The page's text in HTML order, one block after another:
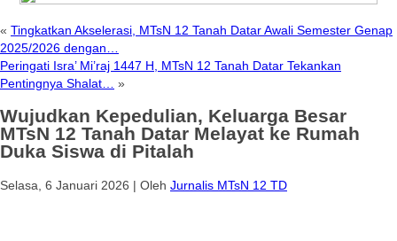
« Tingkatkan Akselerasi, MTsN 12 Tanah Datar Awali Semester Genap
2025/2026 dengan…
Peringati Isra’ Mi’raj 1447 H, MTsN 12 Tanah Datar Tekankan
Pentingnya Shalat…
»
Wujudkan Kepedulian, Keluarga Besar
MTsN 12 Tanah Datar Melayat ke Rumah
Duka Siswa di Pitalah
Selasa, 6 Januari 2026 | Oleh Jurnalis MTsN 12 TD